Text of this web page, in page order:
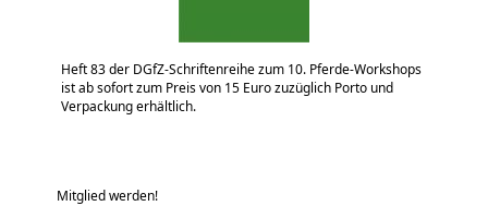
Heft 83 der DGfZ-Schriftenreihe zum 10. Pferde-Workshops
ist ab sofort zum Preis von 15 Euro zuzüglich Porto und
Verpackung erhältlich.
Mitglied werden!